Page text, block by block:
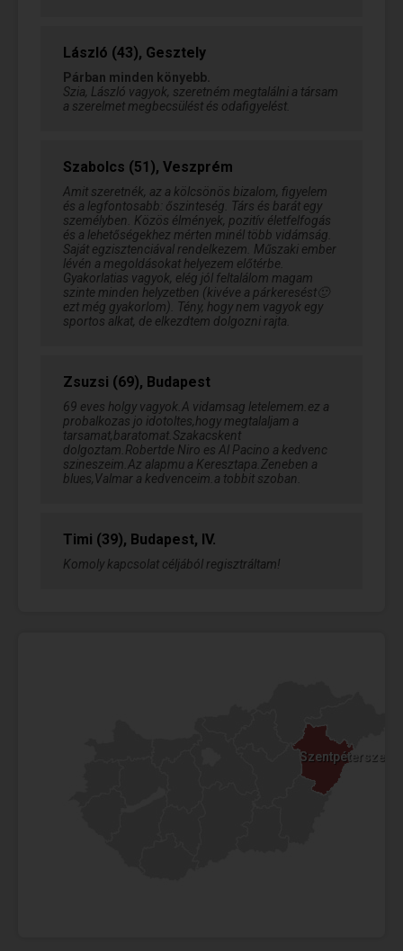
László (43), Gesztely
Párban minden könyebb.
Szia, László vagyok, szeretném megtalálni a társam
a szerelmet megbecsülést és odafigyelést.
Szabolcs (51), Veszprém
Amit szeretnék, az a kölcsönös bizalom, figyelem
és a legfontosabb: őszinteség. Társ és barát egy
személyben. Közös élmények, pozitív életfelfogás
és a lehetőségekhez mérten minél több vidámság.
Saját egzisztenciával rendelkezem. Műszaki ember
lévén a megoldásokat helyezem előtérbe.
Gyakorlatias vagyok, elég jól feltalálom magam
szinte minden helyzetben (kivéve a párkeresést🙂
ezt még gyakorlom). Tény, hogy nem vagyok egy
sportos alkat, de elkezdtem dolgozni rajta.
Zsuzsi (69), Budapest
69 eves holgy vagyok.A vidamsag letelemem.ez a
probalkozas jo idotoltes,hogy megtalaljam a
tarsamat,baratomat.Szakacskent
dolgoztam.Robertde Niro es Al Pacino a kedvenc
szineszeim.Az alapmu a Keresztapa.Zeneben a
blues,Valmar a kedvenceim.a tobbit szoban.
Timi (39), Budapest, IV.
Komoly kapcsolat céljából regisztráltam!
Szentpéterszeg
Szentpéterszeg